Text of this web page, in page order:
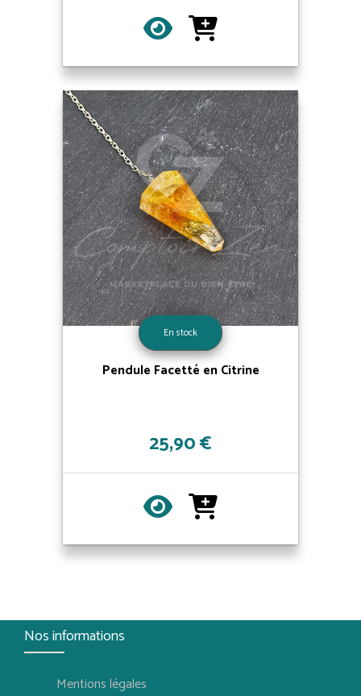
En stock
Pendule Facetté en Citrine
25,90 €
Nos informations
Mentions légales